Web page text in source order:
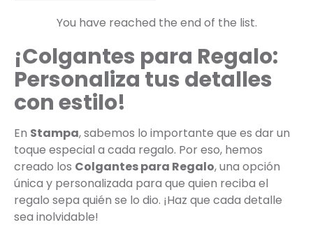
You have reached the end of the list.
¡Colgantes para Regalo:
Personaliza tus detalles
con estilo!
En Stampa, sabemos lo importante que es dar un
toque especial a cada regalo. Por eso, hemos
creado los Colgantes para Regalo, una opción
única y personalizada para que quien reciba el
regalo sepa quién se lo dio. ¡Haz que cada detalle
sea inolvidable!